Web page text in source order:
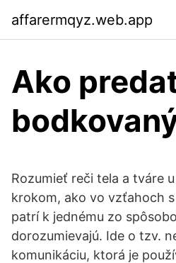
affarermqyz.web.app
Ako
Rozumieť reči tela a tváre
krokom, ako vo vzťahoch
patrí k jednému zo
dorozumievajú. Ide o tzv.
komunikáciu, ktorá je